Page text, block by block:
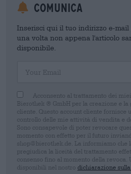
Comunica
Inserisci qui il tuo indirizzo e-mail
una volta non appena l'articolo
disponibile.
Acconsento al trattamento dei
Bierothek ® GmbH per la creazione e la
cliente. Questo account cliente fornisce
controllo delle mie attività di vendita e
Sono consapevole di poter revocare
momento con effetto per il futuro
shop@bierothek.de. La informiamo che
pregiudica la liceità del trattamento
consenso fino al momento della
disponibili nel nostro dichiarazione